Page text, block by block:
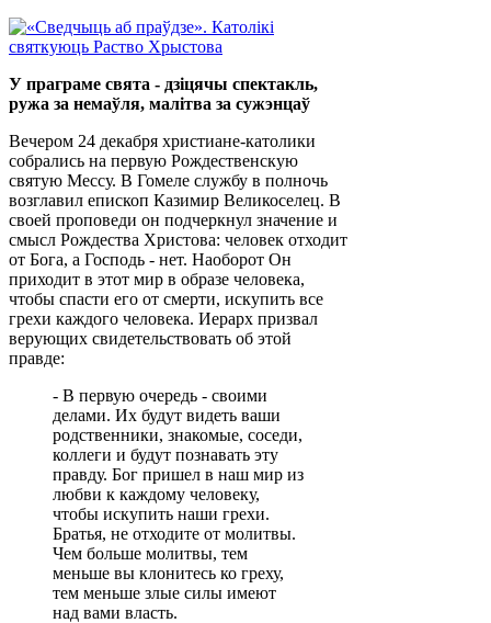
У праграме свята - дзіцячы спектакль,
ружа за немаўля, малітва за сужэнцаў
Вечером 24 декабря христиане-католики
собрались на первую Рождественскую
святую Мессу. В Гомеле службу в полночь
возглавил епископ Казимир Великоселец. В
своей проповеди он подчеркнул значение и
смысл Рождества Христова: человек отходит
от Бога, а Господь - нет. Наоборот Он
приходит в этот мир в образе человека,
чтобы спасти его от смерти, искупить все
грехи каждого человека. Иерарх призвал
верующих свидетельствовать об этой
правде:
- В первую очередь - своими
делами. Их будут видеть ваши
родственники, знакомые, соседи,
коллеги и будут познавать эту
правду. Бог пришел в наш мир из
любви к каждому человеку,
чтобы искупить наши грехи.
Братья, не отходите от молитвы.
Чем больше молитвы, тем
меньше вы клонитесь ко греху,
тем меньше злые силы имеют
над вами власть.